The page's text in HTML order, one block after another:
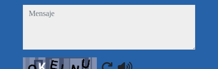
mensaje
Captcha